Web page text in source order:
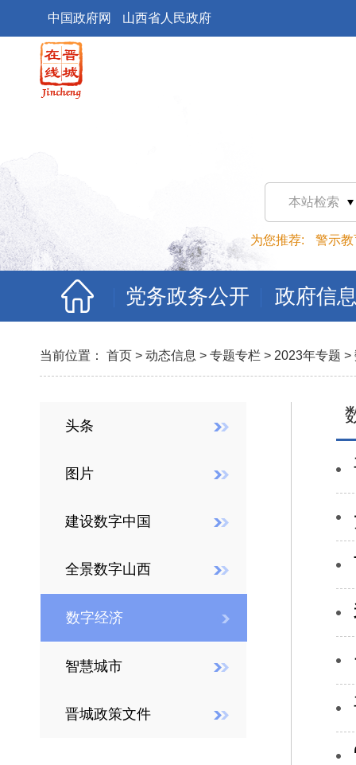
中国政府网 山西省人民政府
本站检索
为您推荐: 警示教
党务政务公开 政府信
当前位置： 首页 > 动态信息 > 专题专栏 > 2023年专题 >
头条
图片
建设数字中国
全景数字山西
数字经济
智慧城市
晋城政策文件